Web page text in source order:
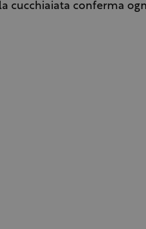
cucchiaiata conferma